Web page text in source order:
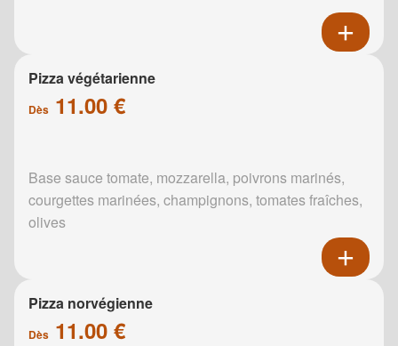
Pizza végétarienne
Dès 11.00 €
Base sauce tomate, mozzarella, poivrons marinés,
courgettes marinées, champignons, tomates fraîches,
olives
Pizza norvégienne
Dès 11.00 €